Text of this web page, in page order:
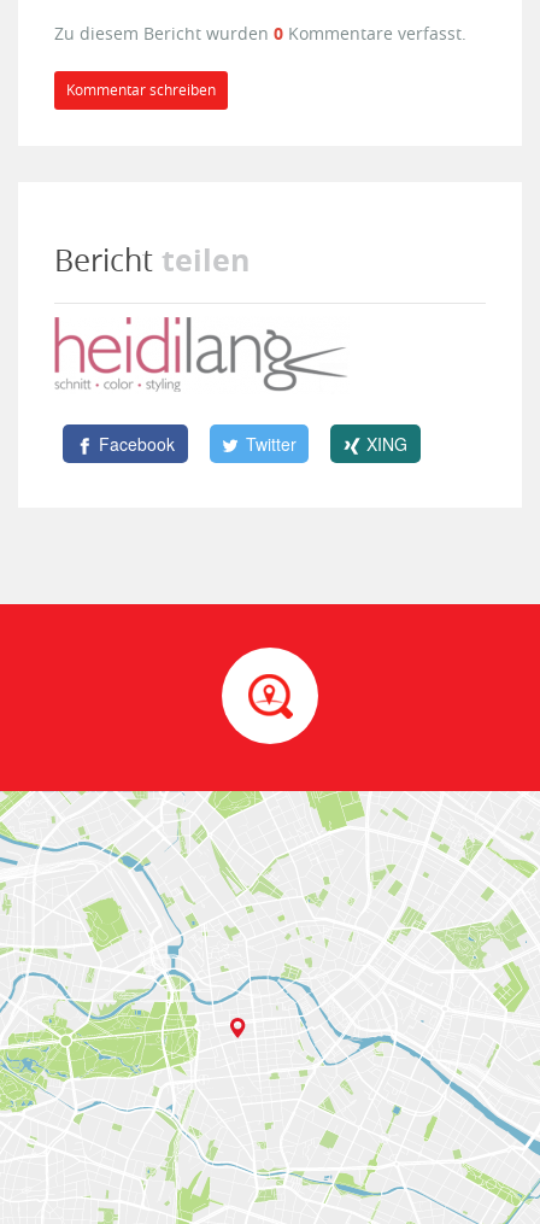
Zu diesem Bericht wurden 0 Kommentare verfasst.
Kommentar schreiben
Bericht teilen
Facebook Twitter XING